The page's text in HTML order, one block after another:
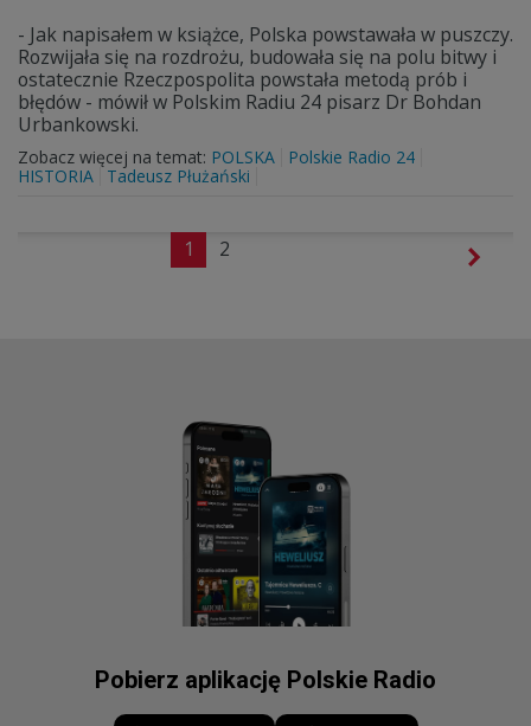
- Jak napisałem w książce, Polska powstawała w puszczy.
Rozwijała się na rozdrożu, budowała się na polu bitwy i
ostatecznie Rzeczpospolita powstała metodą prób i
błędów - mówił w Polskim Radiu 24 pisarz Dr Bohdan
Urbankowski.
Zobacz więcej na temat: POLSKA
Polskie Radio 24
HISTORIA
Tadeusz Płużański
1 2
Pobierz aplikację Polskie Radio